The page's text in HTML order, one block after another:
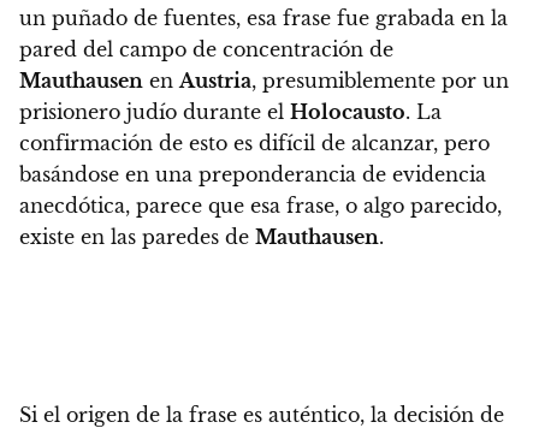
un puñado de fuentes, esa frase fue grabada en la
pared del campo de concentración de
Mauthausen en Austria, presumiblemente por un
prisionero judío durante el Holocausto. La
confirmación de esto es difícil de alcanzar, pero
basándose en una preponderancia de evidencia
anecdótica, parece que esa frase, o algo parecido,
existe en las paredes de Mauthausen.
Si el origen de la frase es auténtico, la decisión de